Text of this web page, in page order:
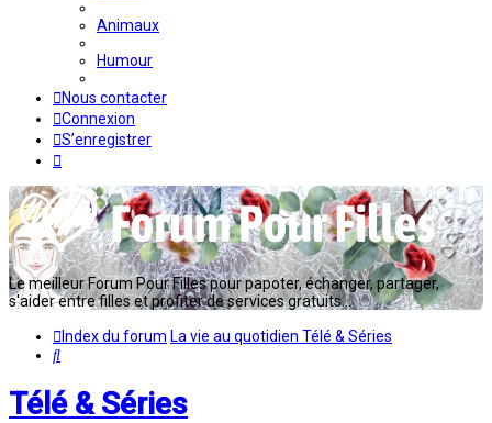
Animaux
Humour
Nous contacter
Connexion
S’enregistrer
Le meilleur Forum Pour Filles pour papoter, échanger, partager,
s'aider entre filles et profiter de services gratuits...
Index du forum La vie au quotidien Télé & Séries
Rechercher
Télé & Séries